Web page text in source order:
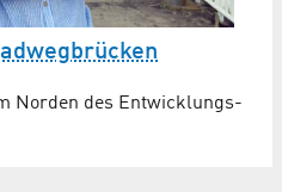
Norden des Entwicklungs­